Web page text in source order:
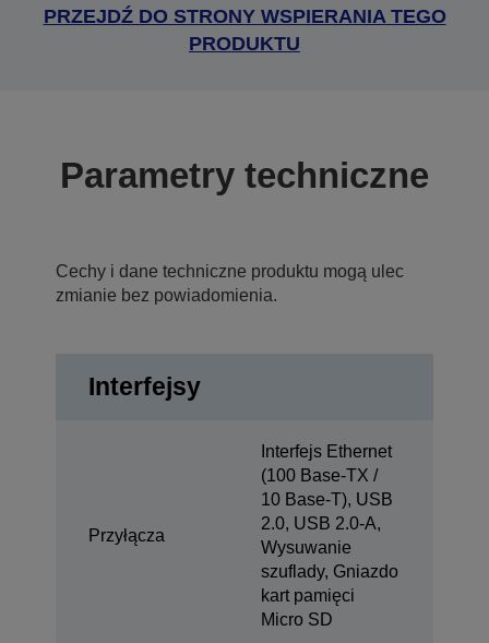
PRZEJDŹ DO STRONY WSPIERANIA TEGO
PRODUKTU
Parametry techniczne
Cechy i dane techniczne produktu mogą ulec
zmianie bez powiadomienia.
Interfejsy
Przyłącza
Interfejs Ethernet
(100 Base-TX /
10 Base-T), USB
2.0, USB 2.0-A,
Wysuwanie
szuflady, Gniazdo
kart pamięci
Micro SD